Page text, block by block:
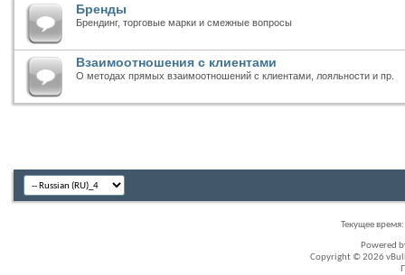
Бренды
Брендинг, торговые марки и смежные вопросы
Взаимоотношения с клиентами
О методах прямых взаимоотношений с клиентами, лояльности и пр.
Текущее время:
Powered
Copyright © 2026